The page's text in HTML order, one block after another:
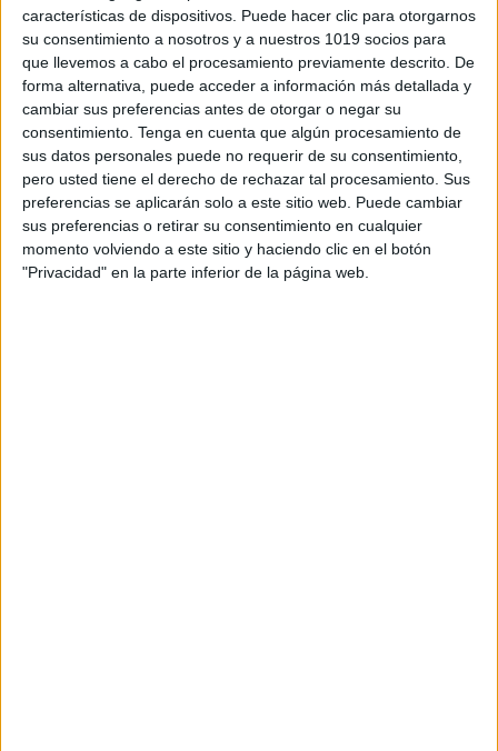
características de dispositivos. Puede hacer clic para otorgarnos
su consentimiento a nosotros y a nuestros 1019 socios para
que llevemos a cabo el procesamiento previamente descrito. De
forma alternativa, puede acceder a información más detallada y
cambiar sus preferencias antes de otorgar o negar su
consentimiento. Tenga en cuenta que algún procesamiento de
sus datos personales puede no requerir de su consentimiento,
pero usted tiene el derecho de rechazar tal procesamiento. Sus
preferencias se aplicarán solo a este sitio web. Puede cambiar
sus preferencias o retirar su consentimiento en cualquier
momento volviendo a este sitio y haciendo clic en el botón
"Privacidad" en la parte inferior de la página web.
Nueva actividad
para trabajar una
vez más